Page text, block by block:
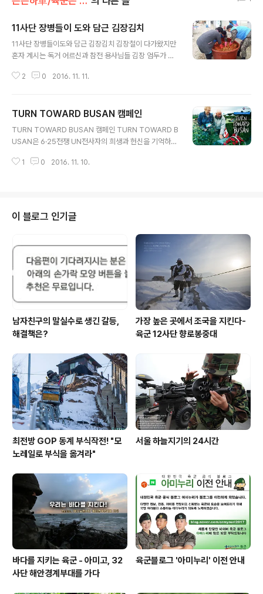
11사단 장병들이 도와 담근 김장김치
11사단 장병들이도와 담근 김장김치 김장철이 다가왔지만
혼자 계시는 독거 어르신과 참전 용사님들 김장 엄두가 안
와 담근 김장김치를 나누어 드렸습니다. 맛은 보장할 수 없
2 0 2016. 11. 11.
TURN TOWARD BUSAN 캠페인
TURN TOWARD BUSAN 캠페인 TURN TOWARD B
USAN은 6·25전쟁 UN전사자의 희생과 헌신을 기억하기
11일 11시(한국시간) 1분간 추모의 묵념을 하는 행사입니
1 0 2016. 11. 10.
이 블로그 인기글
남자친구의 말실수로 생긴 갈등,
해결책은?
가장 높은 곳에서 조국을 지킨다-
육군 12사단 향로봉중대
최전방 GOP 동계 부식작전! "모
노레일로 부식을 옮겨라"
서울 하늘지기의 24시간
바다를 지키는 육군 - 아미고, 32
사단 해안경계부대를 가다
육군블로그 '아미누리' 이전 안내